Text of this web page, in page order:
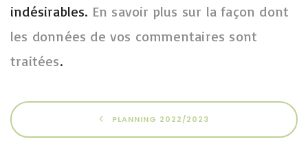
indésirables. En savoir plus sur la façon dont
les données de vos commentaires sont
traitées.
PLANNING 2022/2023